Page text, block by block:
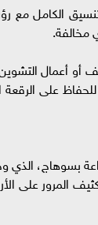
الكامل مع
مخالفة.
أو أعمال
على الرقعة
بسوهاج، الذي
المرور على